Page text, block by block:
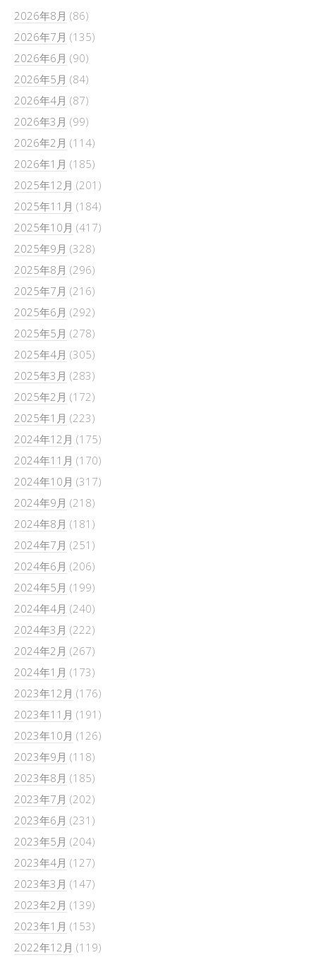
2026年8月 (86)
2026年7月 (135)
2026年6月 (90)
2026年5月 (84)
2026年4月 (87)
2026年3月 (99)
2026年2月 (114)
2026年1月 (185)
2025年12月 (201)
2025年11月 (184)
2025年10月 (417)
2025年9月 (328)
2025年8月 (296)
2025年7月 (216)
2025年6月 (292)
2025年5月 (278)
2025年4月 (305)
2025年3月 (283)
2025年2月 (172)
2025年1月 (223)
2024年12月 (175)
2024年11月 (170)
2024年10月 (317)
2024年9月 (218)
2024年8月 (181)
2024年7月 (251)
2024年6月 (206)
2024年5月 (199)
2024年4月 (240)
2024年3月 (222)
2024年2月 (267)
2024年1月 (173)
2023年12月 (176)
2023年11月 (191)
2023年10月 (126)
2023年9月 (118)
2023年8月 (185)
2023年7月 (202)
2023年6月 (231)
2023年5月 (204)
2023年4月 (127)
2023年3月 (147)
2023年2月 (139)
2023年1月 (153)
2022年12月 (119)